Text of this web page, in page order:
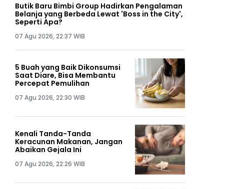
Butik Baru Bimbi Group Hadirkan Pengalaman
Belanja yang Berbeda Lewat 'Boss in the City',
Seperti Apa?
07 Agu 2026, 22:37 WIB
5 Buah yang Baik Dikonsumsi
Saat Diare, Bisa Membantu
Percepat Pemulihan
07 Agu 2026, 22:30 WIB
Kenali Tanda-Tanda
Keracunan Makanan, Jangan
Abaikan Gejala Ini
07 Agu 2026, 22:26 WIB